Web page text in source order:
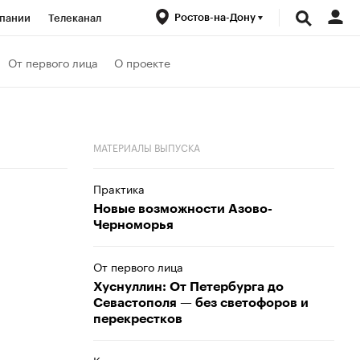
Телеканал Ростов-на-Дону
От первого лица О проекте
МАТЕРИАЛЫ ВЫПУСКА
Практика
Новые возможности Азово-
Черноморья
От первого лица
Хуснуллин: От Петербурга до
Севастополя — без светофоров и
перекрестков